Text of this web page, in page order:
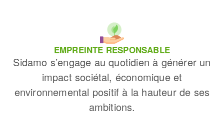
EMPREINTE RESPONSABLE
Sidamo s’engage au quotidien à générer un
impact sociétal, économique et
environnemental positif à la hauteur de ses
ambitions.